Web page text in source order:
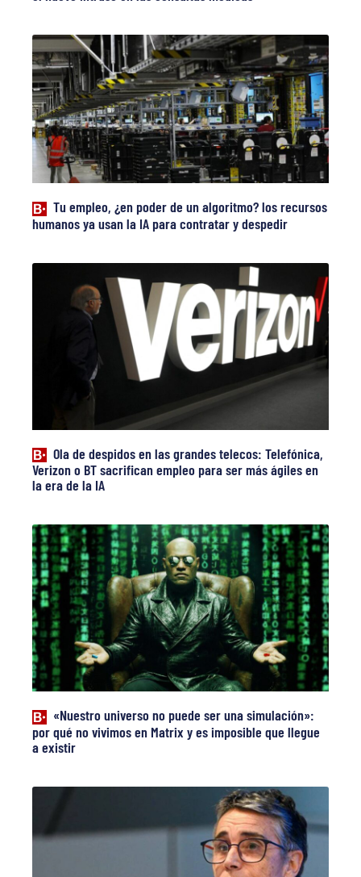
Tu empleo, ¿en poder de un algoritmo? los recursos
humanos ya usan la IA para contratar y despedir
Ola de despidos en las grandes telecos: Telefónica,
Verizon o BT sacrifican empleo para ser más ágiles en
la era de la IA
«Nuestro universo no puede ser una simulación»:
por qué no vivimos en Matrix y es imposible que llegue
a existir